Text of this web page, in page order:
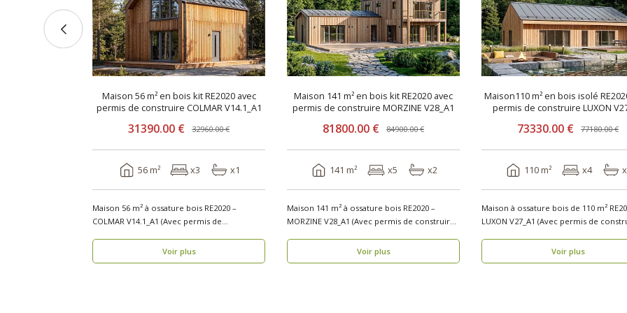
Maison 56 m² en bois kit RE2020 avec
permis de construire COLMAR V14.1_A1
31390.00 € 32960.00 €
56 m² x3 x1
Maison 56 m² à ossature bois RE2020 –
COLMAR V14.1_A1 (Avec permis de
Voir plus
Maison 141 m² en bois kit RE2020 avec
permis de construire MORZINE V28_A1
81800.00 € 84900.00 €
141 m² x5 x2
Maison 141 m² à ossature bois RE2020 –
MORZINE V28_A1 (Avec permis de construire)
Voir plus
Maison110 m² en bois isolé
permis de construire LUXON
73330.00 € 77180.00 €
110 m² x4
Maison à ossature bois de 110 m²
LUXON V27_A1 (Avec permis de
Voir plus